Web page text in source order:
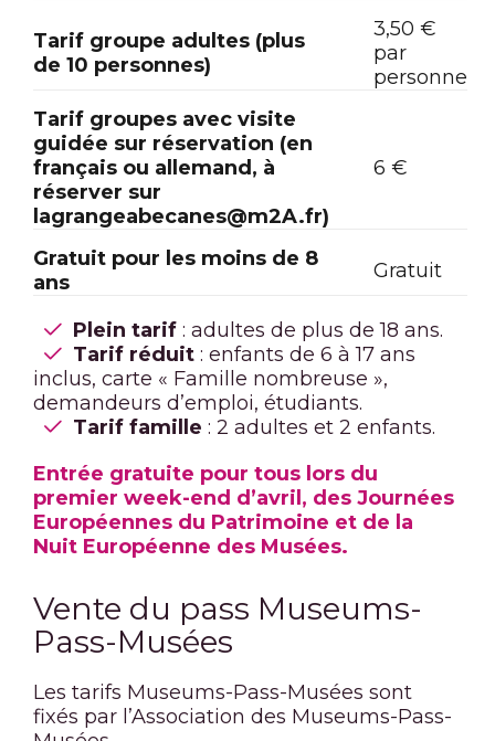
Tarif groupe adultes (plus
de 10 personnes)
3,50 €
par
personne
Tarif groupes avec visite
guidée sur réservation (en
français ou allemand, à
réserver sur
lagrangeabecanes@m2A.fr)
6 €
Gratuit pour les moins de 8
ans
Gratuit
Plein tarif : adultes de plus de 18 ans.
Tarif réduit : enfants de 6 à 17 ans
inclus, carte « Famille nombreuse »,
demandeurs d’emploi, étudiants.
Tarif famille : 2 adultes et 2 enfants.
Entrée gratuite pour tous lors du
premier week-end d’avril, des Journées
Européennes du Patrimoine et de la
Nuit Européenne des Musées.
Vente du pass Museums-
Pass-Musées
Les tarifs Museums-Pass-Musées sont
fixés par l’Association des Museums-Pass-